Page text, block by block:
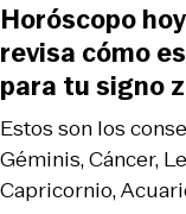
Estos son los
Géminis, Cáncer,
Capricornio,
Horóscopo
revisa cómo
para tu signo